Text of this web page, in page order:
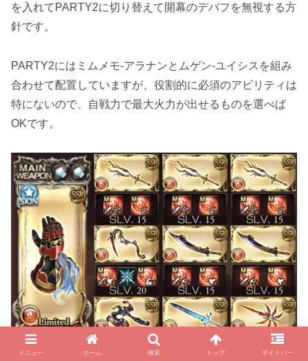
を入れてPARTY2に切り替えて開幕のデバフを無視する方
針です。
PARTY2にはミムメモ-アラナンとムゲン-ユイシスを組み
合わせて配置していますが、役割的に必須のアビリティは
特にないので、自戦力で最大火力が出せるものを選べば
OKです。
メニュー ホーム 検索 トップ サイドバー